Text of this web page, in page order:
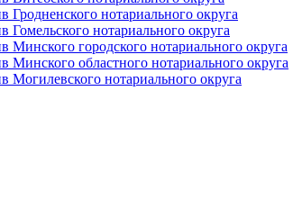
Гродненского нотариального округа
Гомельского нотариального округа
Минского городского нотариального округа
Минского областного нотариального округа
Могилевского нотариального округа